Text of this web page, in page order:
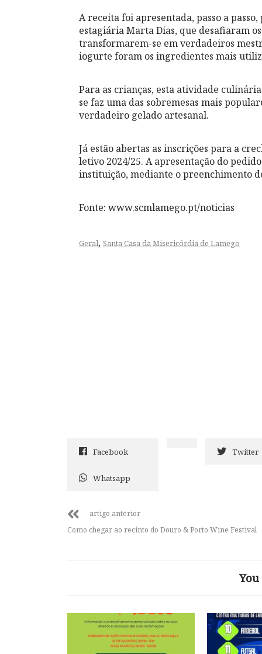
A receita foi apresentada, passo a
estagiária Marta Dias, que desafiaram
transformarem-se em verdadeiros
iogurte foram os ingredientes mais
Para as crianças, esta atividade
se faz uma das sobremesas mais
verdadeiro gelado artesanal.
Já estão abertas as inscrições para a
letivo 2024/25. A apresentação do
instituição, mediante o preenchimento
Fonte: www.scmlamego.pt/noticias
Geral, Santa Casa da Misericórdia de Lamego
Facebook Twitter
Whatsapp
artigo anterior
Como chegar ao recinto do Douro & Porto Wine Festival